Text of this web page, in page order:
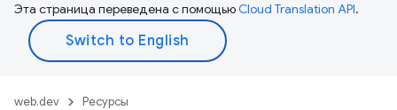
Эта страница переведена с помощьюCloud Translation API.
web.dev Ресурсы